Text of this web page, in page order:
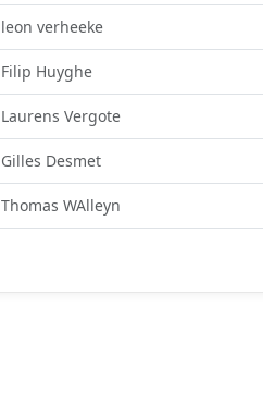
leon verheeke
Filip Huyghe
Laurens Vergote
Gilles Desmet
Thomas WAlleyn